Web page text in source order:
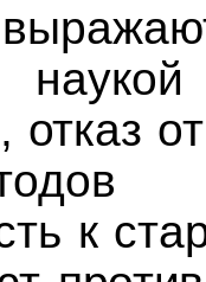
отказ
к